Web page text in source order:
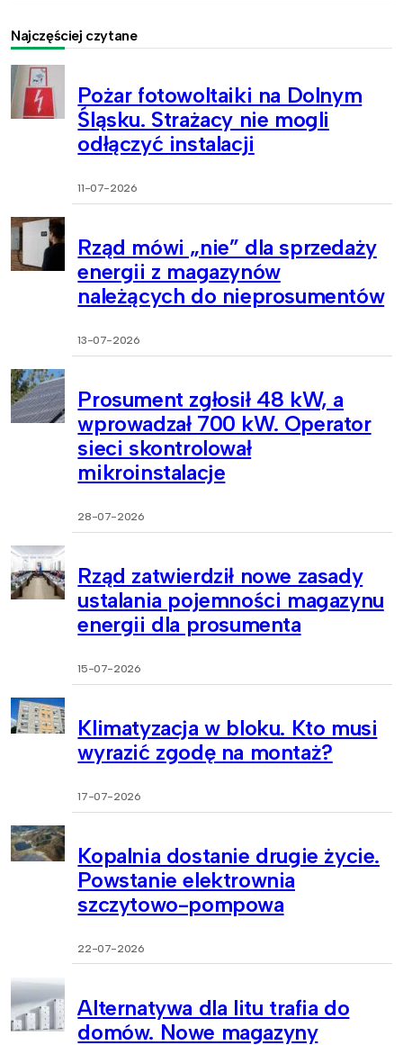
Najczęściej czytane
Pożar fotowoltaiki na Dolnym
Śląsku. Strażacy nie mogli
odłączyć instalacji
11-07-2026
Rząd mówi „nie” dla sprzedaży
energii z magazynów
należących do nieprosumentów
13-07-2026
Prosument zgłosił 48 kW, a
wprowadzał 700 kW. Operator
sieci skontrolował
mikroinstalacje
28-07-2026
Rząd zatwierdził nowe zasady
ustalania pojemności magazynu
energii dla prosumenta
15-07-2026
Klimatyzacja w bloku. Kto musi
wyrazić zgodę na montaż?
17-07-2026
Kopalnia dostanie drugie życie.
Powstanie elektrownia
szczytowo-pompowa
22-07-2026
Alternatywa dla litu trafia do
domów. Nowe magazyny